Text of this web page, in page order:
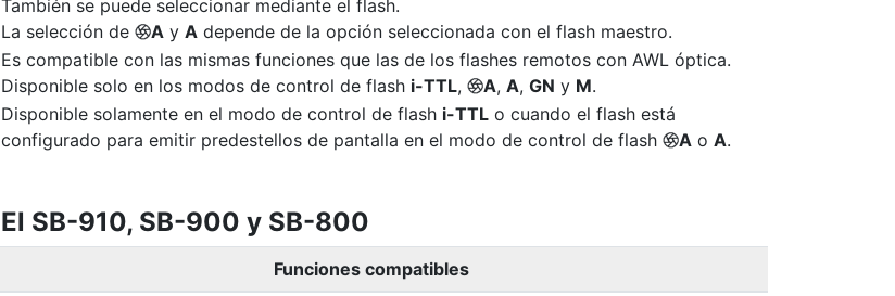
También se puede seleccionar mediante el flash.
La selección de qA y A depende de la opción seleccionada con el flash maestro.
Es compatible con las mismas funciones que las de los flashes remotos con AWL óptica.
Disponible solo en los modos de control de flash i-TTL, qA, A, GN y M.
Disponible solamente en el modo de control de flash i-TTL o cuando el flash está
configurado para emitir predestellos de pantalla en el modo de control de flash qA o A.
El SB-910, SB-900 y SB-800
Funciones compatibles